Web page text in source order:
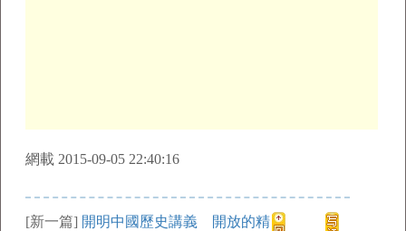
網載 2015-09-05 22:40:16
[新一篇] 開明中國歷史講義 開放的精